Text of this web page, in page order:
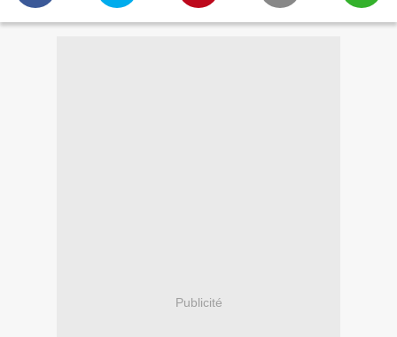
Publicité